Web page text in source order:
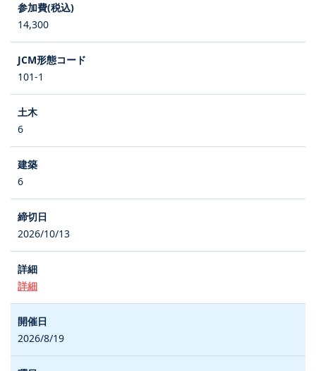
14,300
101-1
6
6
2026/10/13
詳細
2026/8/19